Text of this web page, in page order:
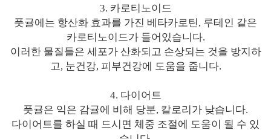
3. 카로티노이드
풋귤에는 항산화 효과를 가진 베타카로틴, 루테인 같은
카로티노이드가 들어있습니다.
이러한 물질들은 세포가 산화되고 손상되는 것을 방지하
고, 눈건강, 피부건강에 도움을 줍니다.
4. 다이어트
풋귤은 익은 감귤에 비해 당분, 칼로리가 낮습니다.
다이어트를 하실 때 드시면 체중 조절에 도움이 될 수 있